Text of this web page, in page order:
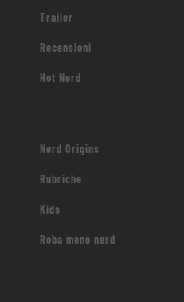
Trailer
Recensioni
Hot Nerd
Nerd Origins
Rubriche
Kids
Roba meno nerd